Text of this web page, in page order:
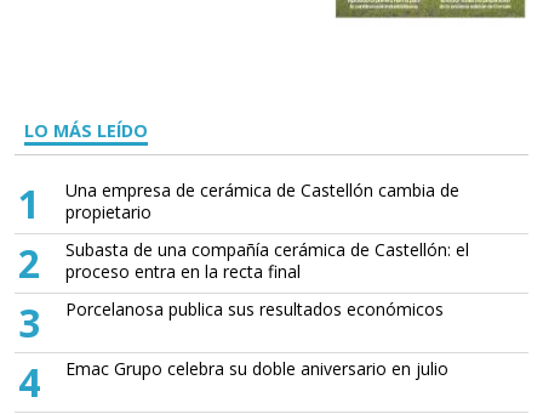
LO MÁS LEÍDO
1
Una empresa de cerámica de Castellón cambia de
propietario
2
Subasta de una compañía cerámica de Castellón: el
proceso entra en la recta final
3 Porcelanosa publica sus resultados económicos
4 Emac Grupo celebra su doble aniversario en julio